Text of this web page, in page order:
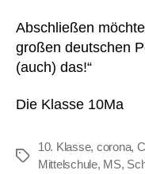
Abschließen
großen deutschen
(auch) das!“
Die Klasse 10Ma
Schlagwörter
10. Klasse, corona,
Mittelschule, MS,